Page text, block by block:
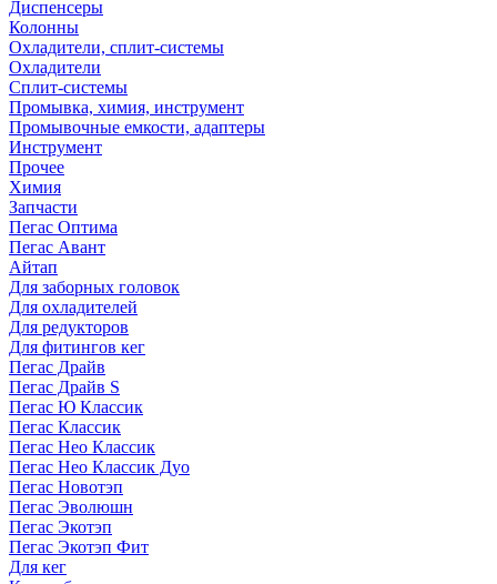
Диспенсеры
Колонны
Охладители, сплит-системы
Охладители
Сплит-системы
Промывка, химия, инструмент
Промывочные емкости, адаптеры
Инструмент
Прочее
Химия
Запчасти
Пегас Оптима
Пегас Авант
Айтап
Для заборных головок
Для охладителей
Для редукторов
Для фитингов кег
Пегас Драйв
Пегас Драйв S
Пегас Ю Классик
Пегас Классик
Пегас Нео Классик
Пегас Нео Классик Дуо
Пегас Новотэп
Пегас Эволюшн
Пегас Экотэп
Пегас Экотэп Фит
Для кег